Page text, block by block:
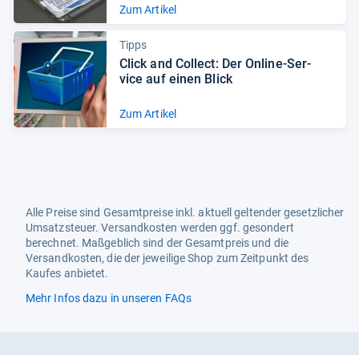
Zum Artikel
Tipps
Click and Col­lect: Der Online-​Ser­
vice auf einen Blick
Zum Artikel
Alle Preise sind Gesamtpreise inkl. aktuell geltender gesetzlicher
Umsatzsteuer. Versandkosten werden ggf. gesondert
berechnet. Maßgeblich sind der Gesamtpreis und die
Versandkosten, die der jeweilige Shop zum Zeitpunkt des
Kaufes anbietet.
Mehr Infos dazu in unseren FAQs